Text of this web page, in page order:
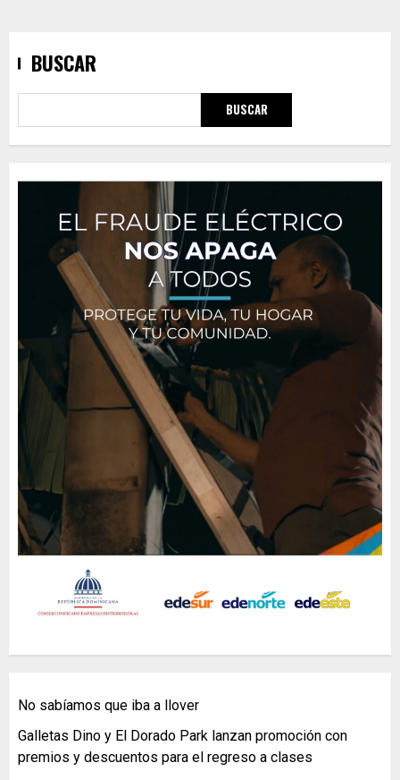
BUSCAR
BUSCAR
No sabíamos que iba a llover
Galletas Dino y El Dorado Park lanzan promoción con
premios y descuentos para el regreso a clases